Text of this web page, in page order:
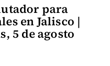
para
en Jalisco |
5 de agosto